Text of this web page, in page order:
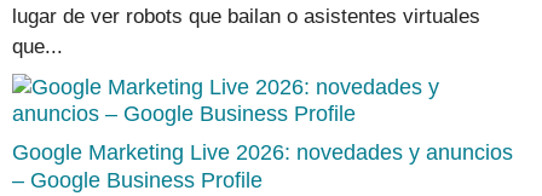
lugar de ver robots que bailan o asistentes virtuales
que...
Google Marketing Live 2026: novedades y anuncios
– Google Business Profile